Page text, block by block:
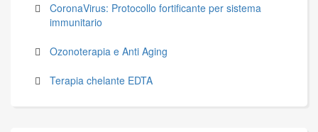
CoronaVirus: Protocollo fortificante per sistema
immunitario
Ozonoterapia e Anti Aging
Terapia chelante EDTA